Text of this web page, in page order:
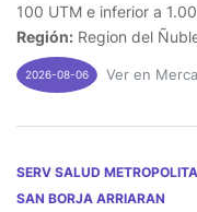
100 UTM e inferior a
Región: Region del
2026-08-06 Ver en
SERV SALUD
SAN BORJA ARRIARAN